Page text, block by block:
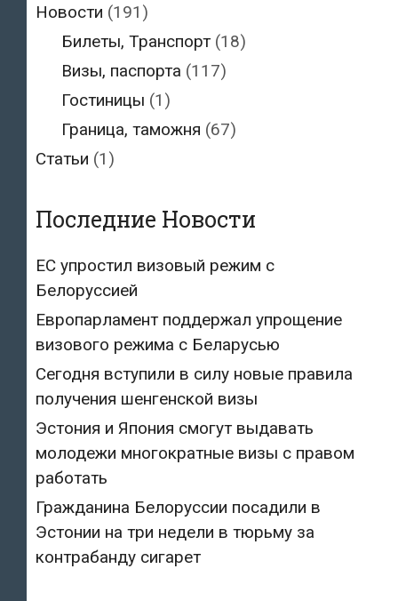
Новости (191)
Билеты, Транспорт(18)
Визы, паспорта (117)
Гостиницы (1)
Граница, таможня (67)
Статьи (1)
Последние Новости
ЕС упростил визовый режим с
Белоруссией
Европарламент поддержал упрощение
визового режима с Беларусью
Сегодня вступили в силу новые правила
получения шенгенской визы
Эстония и Япония смогут выдавать
молодежи многократные визы с правом
работать
Гражданина Белоруссии посадили в
Эстонии на три недели в тюрьму за
контрабанду сигарет